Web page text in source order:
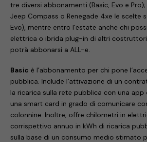
tre diversi abbonamenti (Basic, Evo e
Jeep Compass o Renegade 4xe le scelte
Evo), mentre entro l’estate anche chi
elettrica o ibrida plug-in di altri
potrà abbonarsi a ALL-e.
Basic è l’abbonamento per chi pone
pubblica. Include l’attivazione di un
la ricarica sulla rete pubblica con una
una smart card in grado di comunicare
colonnine. Inoltre, offre chilometri in
corrispettivo annuo in kWh di ricarica
sulla base di un consumo medio stimato